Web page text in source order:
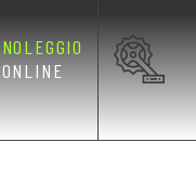
NOLEGGIO
ONLINE